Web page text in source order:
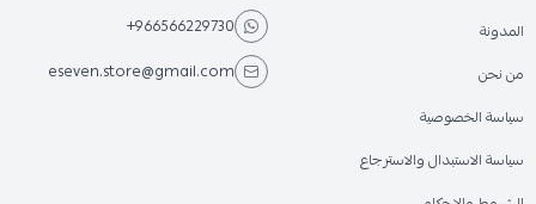
المدونة
من نحن
سياسة الخصوصية
سياسة الاستبدال والاسترجاع
+966566229730
eseven.store@gmail.com